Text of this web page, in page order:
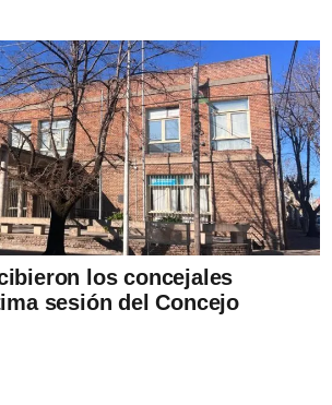
los concejales
sesión del Concejo